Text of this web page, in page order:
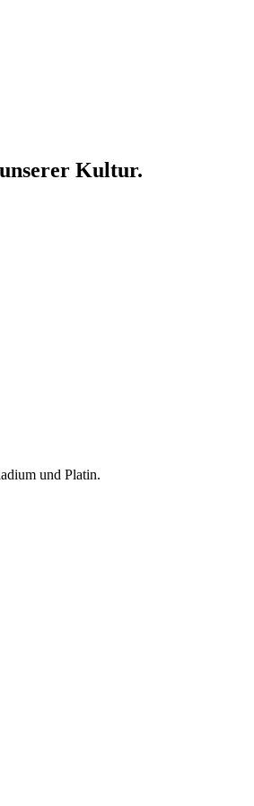
Kultur.
und Platin.